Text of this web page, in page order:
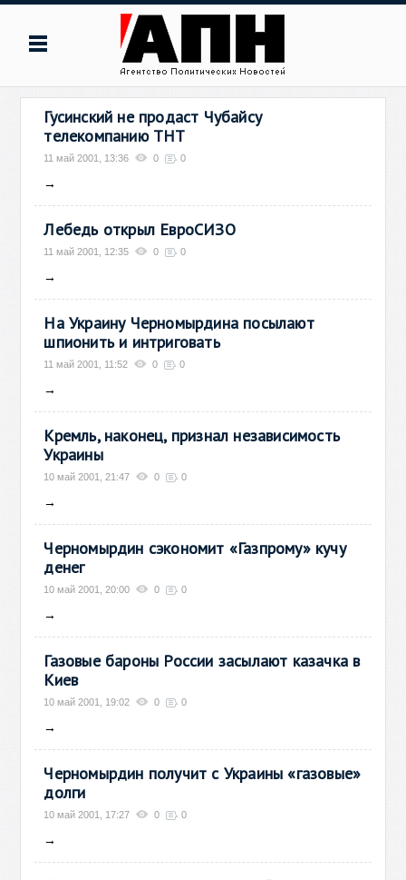
Гусинский не продаст Чубайсу
телекомпанию ТНТ
11 май 2001, 13:36 0 0
→
Лебедь открыл ЕвроСИЗО
11 май 2001, 12:35 0 0
→
На Украину Черномырдина посылают
шпионить и интриговать
11 май 2001, 11:52 0 0
→
Кремль, наконец, признал независимость
Украины
10 май 2001, 21:47 0 0
→
Черномырдин сэкономит «Газпрому» кучу
денег
10 май 2001, 20:00 0 0
→
Газовые бароны России засылают казачка в
Киев
10 май 2001, 19:02 0 0
→
Черномырдин получит с Украины «газовые»
долги
10 май 2001, 17:27 0 0
→